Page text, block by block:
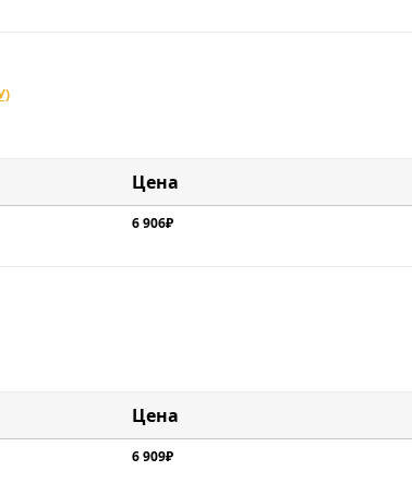
Цена
6 906₽
Цена
6 909₽